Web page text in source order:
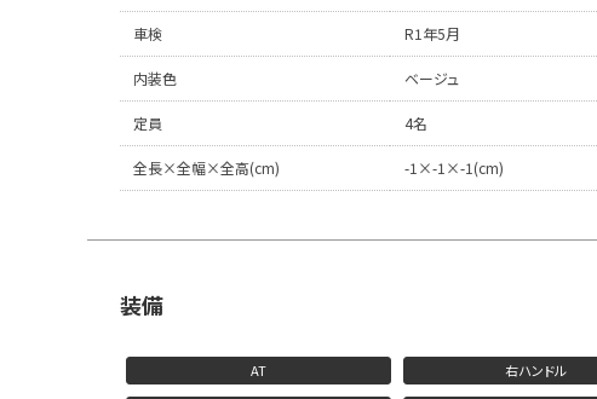
車検 R1年5月
内装色 ベージュ
定員 4名
全長×全幅×全高(cm) -1×-1×-1(cm)
装備
AT 右ハンドル